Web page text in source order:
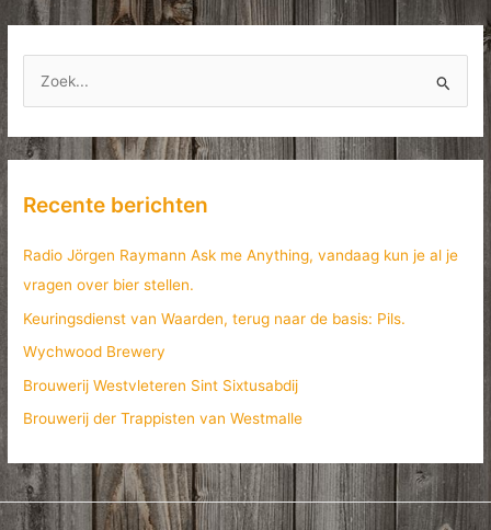
k
a
Recente berichten
Radio Jörgen Raymann Ask me Anything, vandaag kun je al je
vragen over bier stellen.
Keuringsdienst van Waarden, terug naar de basis: Pils.
Wychwood Brewery
Brouwerij Westvleteren Sint Sixtusabdij
Brouwerij der Trappisten van Westmalle